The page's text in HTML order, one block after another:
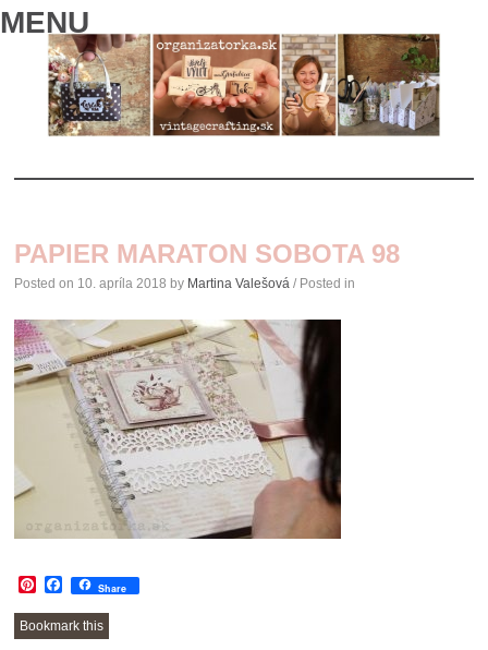
MENU
CONTENT
PAPIER MARATON SOBOTA 98
Posted on 10. apríla 2018 by Martina Valešová / Posted in
Pinterest
Facebook
Share
Bookmark this